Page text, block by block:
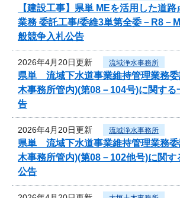
【建設工事】県単 MEを活用した道
業務 委託工事/委維3単第全委－R8－
般競争入札公告
2026年4月20日更新 流域浄水事務所
県単 流域下水道事業維持管理業務委
木事務所管内)(第08－104号)に関する
告
2026年4月20日更新 流域浄水事務所
県単 流域下水道事業維持管理業務委
木事務所管内)(第08－102他号)に関す
公告